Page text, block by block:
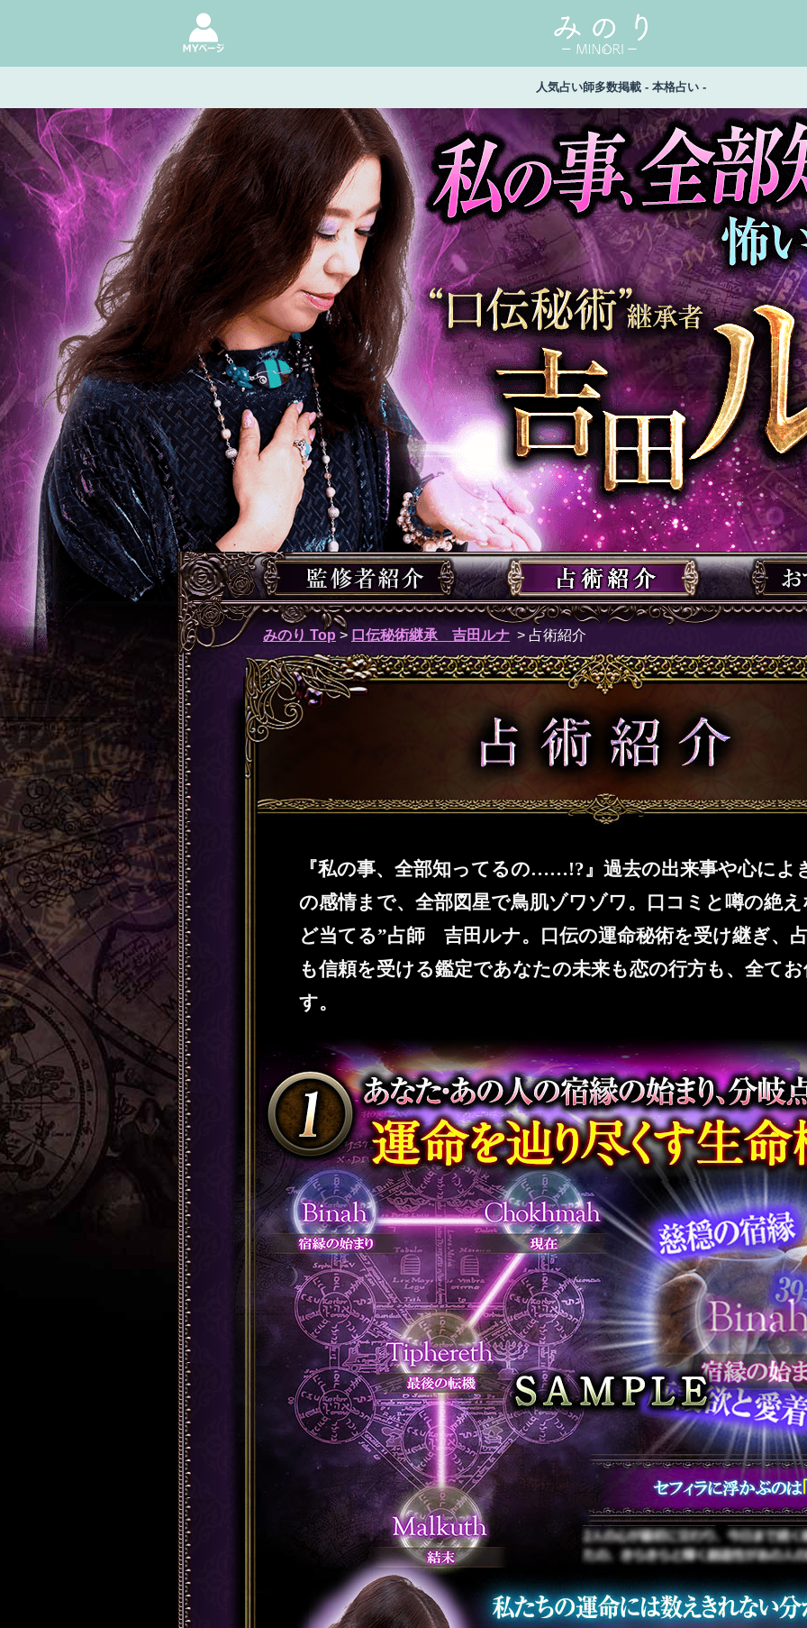
人気占い師多数掲載 - 本格占い -
みのり Top > 口伝秘術継承 吉田ルナ > 占術紹介
占術紹介
『私の事、全部知ってるの……!?』過去の出来事や心によ
の感情まで、全部図星で鳥肌ゾワゾワ。口コミと噂の絶
ど当てる”占師 吉田ルナ。口伝の運命秘術を受け継ぎ、
も信頼を受ける鑑定であなたの未来も恋の行方も、全て
す。
【1】あなた・あの人の宿縁の始まり、分岐点、結末…… 運命を辿り過去・現在・未来
SAMPLE